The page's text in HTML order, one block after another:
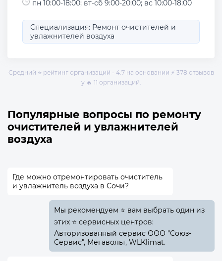
пн 10:00-18:00; вт-сб 9:00-20:00; вс 10:00-18:00
Специализация: Ремонт очистителей и
увлажнителей воздуха
Средний ⭐ рейтинг организаций - 4.7 на основании ⚡ 378 отзывов
у 🔥 11 организаций.
Популярные вопросы по ремонту
очистителей и увлажнителей
воздуха
Где можно отремонтировать очиститель
и увлажнитель воздуха в Сочи?
Мы рекомендуем ⭐ вам выбрать один из
этих ⭐ сервисных центров:
Авторизованный сервис ООО "Союз-
Сервис", Мегавольт, WLKlimat.